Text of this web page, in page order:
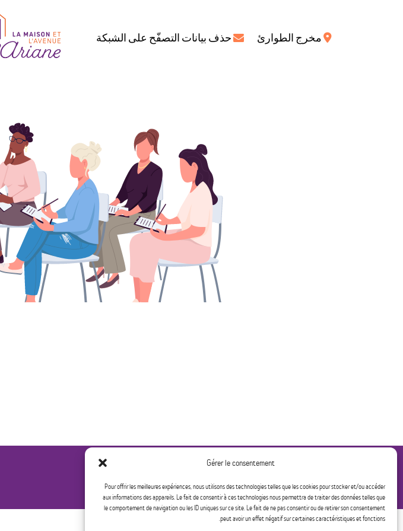
Gérer le consentement
Pour offrir les meilleures expériences, nous utilisons des technologies telles que les cookies pour stocker et/ou accéder
aux informations des appareils. Le fait de consentir à ces technologies nous permettra de traiter des données telles que
le comportement de navigation ou les ID uniques sur ce site. Le fait de ne pas consentir ou de retirer son consentement
peut avoir un effet négatif sur certaines caractéristiques et fonctions.
مخرج الطوارئ‌ حذف بيانات التصفّح على الشبكة
450 432-9355
جميع الخدمات مجانية وسرية • الخدمات مقدمة للنساء والأطفال